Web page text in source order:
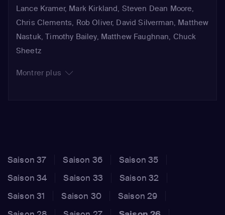
Wiseguy),Dan Castellaneta(Homer Simpson /
Groundskeeper Willie / Grampa Simpson / Mayor
Quimby / Sideshow Mel / Hans Moleman / Krusty the
Clown / Writer / Jesus)
Hank Azaria(Moe Szyslak / Chief Wiggum / Apu /
Simpson)
Hank Azaria(Duffman / Lou / Chief
Wiggum / Drederick Tatum / Old Jewish Man / Moe
Lance Kramer, Mark Kirkland, Steven Dean Moore,
Chris Clements, Rob Oliver, David Silverman, Matthew
Nastuk, Timothy Bailey, Matthew Faughnan, Chuck
Sheetz
Montrer plus
Saison 37 Saison 36
Saison 35
Saison 34
Saison 33
Saison 32
Saison 31
Saison 30
Saison 29